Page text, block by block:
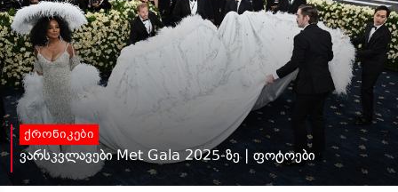
ქრონიკები
ვარსკვლავები Met Gala 2025-ზე | ფოტოები